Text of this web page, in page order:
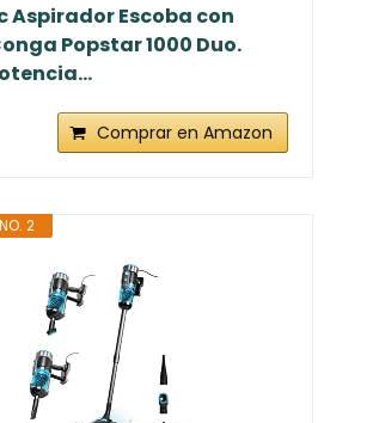
Aspirador Escoba con
Popstar 1000 Duo.
Comprar en Amazon
2